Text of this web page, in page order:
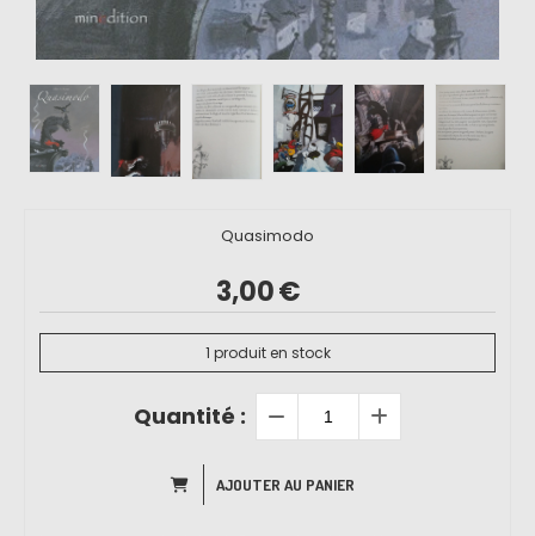
Quasimodo
3,00€
1 produit en stock
Quantité :
AJOUTER AU PANIER